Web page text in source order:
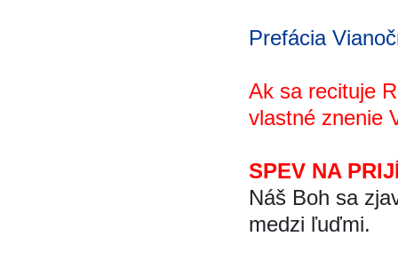
Prefácia
Ak sa recituje
vlastné znenie
SPEV NA
Náš Boh sa
medzi ľuďmi.